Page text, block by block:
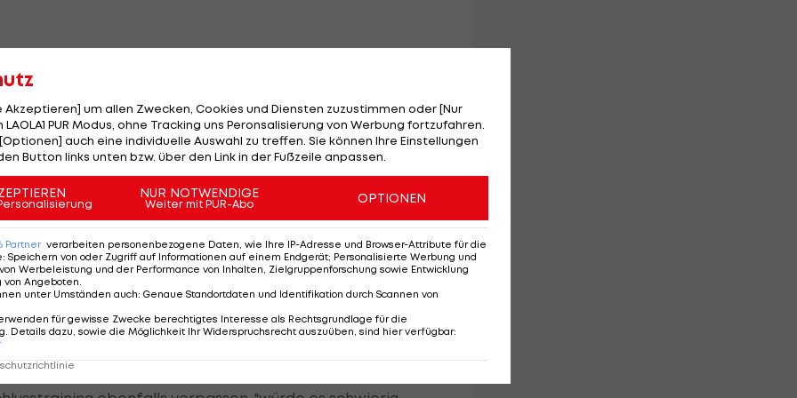
Madl optimistisch ist, scheint ein Einsatz von
zu sein.
Raphael Holzhauser und Tarkan Serbest, die am
hat Rücken-, Tarkan muskuläre Probleme. Sie sind
um keine schlimmen Verletzungen handelt. "Es sind
Saison. Man muss aber natürlich aufpassen, dass aus
Akzeptieren] um allen Zwecken, Cookies und Diensten zuzustimmen oder [Nur
PUR Modus, ohne Tracking uns Peronsalisierung von Werbung fortzufahren.
auch eine individuelle Auswahl zu treffen. Sie können Ihre Einstellungen
Button links unten bzw. über den Link in der Fußzeile anpassen.
NUR NOTWENDIGE
Weiter mit PUR-Abo OPTIONEN
Partner verarbeiten personenbezogene Daten, wie Ihre IP-Adresse und Browser-Attribute für die
: Speichern von oder Zugriff auf Informationen auf einem Endgerät; Personalisierte Werbung und
Werbeleistung und der Performance von Inhalten, Zielgruppenforschung sowie Entwicklung
von Angeboten
unter Umständen auch: Genaue Standortdaten und Identifikation durch Scannen von
für gewisse Zwecke berechtigtes Interesse als Rechtsgrundlage für die
Details dazu, sowie die Möglichkeit Ihr Widerspruchsrecht auszuüben, sind hier verfügbar: